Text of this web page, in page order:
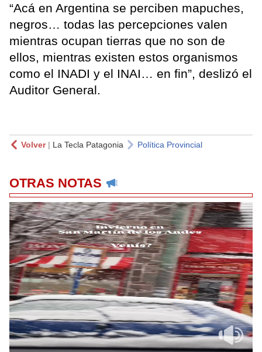
“Acá en Argentina se perciben mapuches,
negros… todas las percepciones valen
mientras ocupan tierras que no son de
ellos, mientras existen estos organismos
como el INADI y el INAI… en fin”, deslizó el
Auditor General.
Volver| La Tecla Patagonia Política Provincial
OTRAS NOTAS